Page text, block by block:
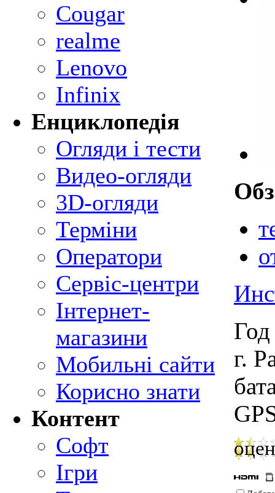
Cougar
realme
Lenovo
Infinix
Енциклопедія
Огляди і тести
Видео-огляди
3D-огляди
Терміни
Оператори
Сервіс-центри
Інтернет-
магазини
Мобильні сайти
Корисно знати
Контент
Софт
Ігри
г.